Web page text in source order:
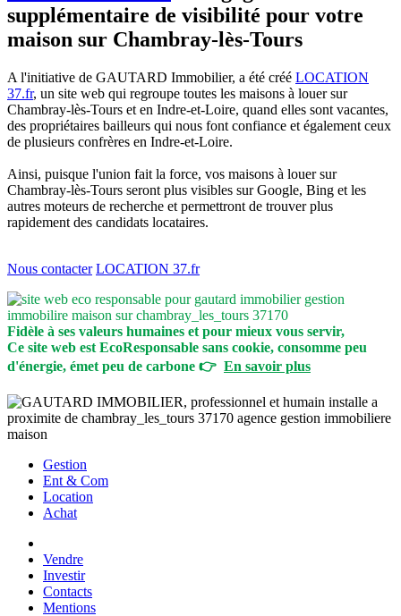
supplémentaire de visibilité pour votre
maison sur Chambray-lès-Tours
A l'initiative de GAUTARD Immobilier, a été créé LOCATION
37.fr, un site web qui regroupe toutes les maisons à louer sur
Chambray-lès-Tours et en Indre-et-Loire, quand elles sont vacantes,
des propriétaires bailleurs qui nous font confiance et également ceux
de plusieurs confrères en Indre-et-Loire.
Ainsi, puisque l'union fait la force, vos maisons à louer sur
Chambray-lès-Tours seront plus visibles sur Google, Bing et les
autres moteurs de recherche et permettront de trouver plus
rapidement des candidats locataires.
Nous contacter LOCATION 37.fr
Fidèle à ses valeurs humaines et pour mieux vous servir,
Ce site web est EcoResponsable sans cookie, consomme peu
d'énergie, émet peu de carbone 👉 En savoir plus
Gestion
Ent & Com
Location
Achat
Vendre
Investir
Contacts
Mentions